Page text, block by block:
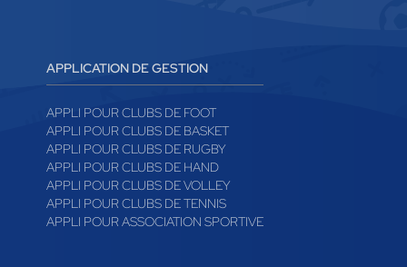
APPLICATION DE GESTION
APPLI POUR CLUBS DE FOOT
APPLI POUR CLUBS DE BASKET
APPLI POUR CLUBS DE RUGBY
APPLI POUR CLUBS DE HAND
APPLI POUR CLUBS DE VOLLEY
APPLI POUR CLUBS DE TENNIS
APPLI POUR ASSOCIATION SPORTIVE